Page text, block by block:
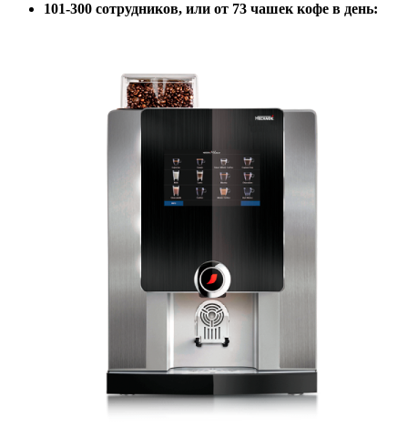
101-300 сотрудников, или от 73 чашек кофе в день: